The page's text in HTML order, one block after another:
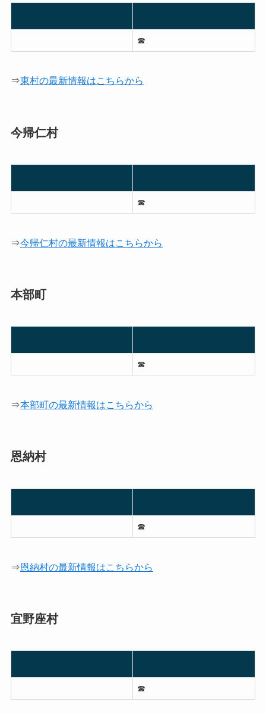
☎︎
⇒東村の最新情報はこちらから
今帰仁村
☎︎
⇒今帰仁村の最新情報はこちらから
本部町
☎︎
⇒本部町の最新情報はこちらから
恩納村
☎︎
⇒恩納村の最新情報はこちらから
宜野座村
☎︎